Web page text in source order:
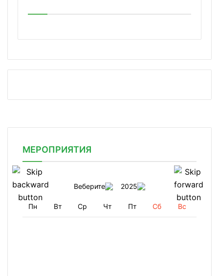
МЕРОПРИЯТИЯ
Веберите 2025
Пн Вт Ср Чт Пт Сб Вс